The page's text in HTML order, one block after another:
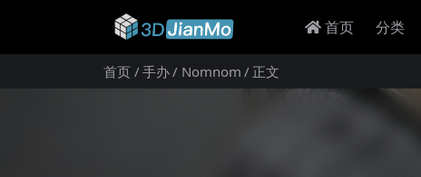
首页 分类
首页 手办 Nomnom 正文